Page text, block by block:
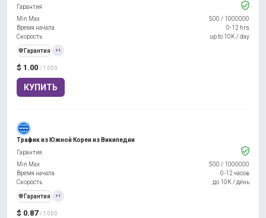
$ 1.00 / 1000
КУПИТЬ
Гарантия
Min Max
500 / 1000000
Время начала
0-12 hrs
Скорость
up to 10K / day
️🛡️ Гарантия +1
Трафик из Южной Кореи из Википедии
$ 0.87 / 1000
Гарантия
Min Max
500 / 1000000
Время начала
0-12 часов
Скорость
до 10К / день
️🛡️ Гарантия +1